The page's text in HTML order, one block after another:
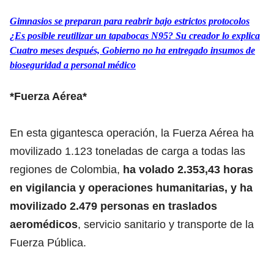
Gimnasios se preparan para reabrir bajo estrictos protocolos
¿Es posible reutilizar un tapabocas N95? Su creador lo explica
Cuatro meses después, Gobierno no ha entregado insumos de
bioseguridad a personal médico
*Fuerza Aérea*
En esta gigantesca operación, la Fuerza Aérea ha
movilizado 1.123 toneladas de carga a todas las
regiones de Colombia, ha volado 2.353,43 horas
en vigilancia y operaciones humanitarias, y ha
movilizado 2.479 personas en traslados
aeromédicos, servicio sanitario y transporte de la
Fuerza Pública.